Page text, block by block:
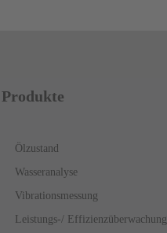
Produkte
Ölzustand
Wasseranalyse
Vibrationsmessung
Leistungs-/ Effizienzüberwachung